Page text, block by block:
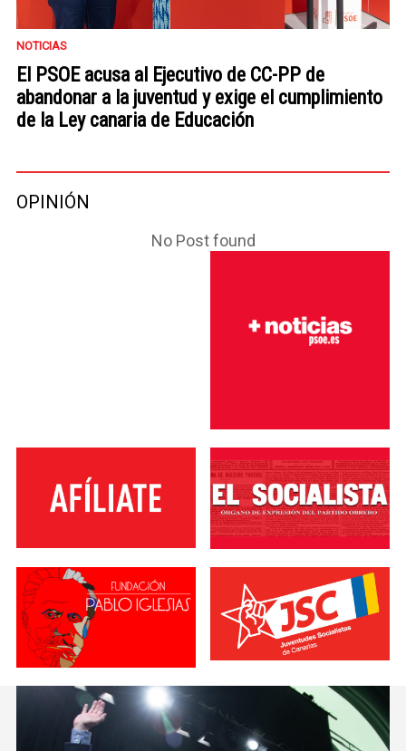
NOTICIAS
El PSOE acusa al Ejecutivo de CC-PP de
abandonar a la juventud y exige el cumplimiento
de la Ley canaria de Educación
OPINIÓN
No Post found